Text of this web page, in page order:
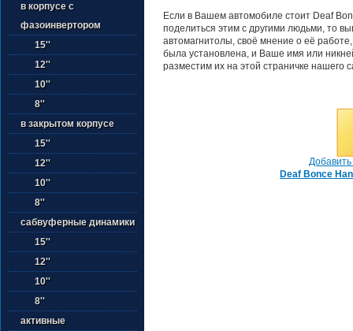
в корпусе с
фазоинвертором
15''
12''
10''
8''
в закрытом корпусе
15''
12''
10''
8''
сабвуферные динамики
15''
12''
10''
8''
активные
Если в Вашем автомобиле стоит Deaf
поделиться этим с другими людьми, то
автомагнитолы, своё мнение о её
была установлена, и Ваше имя или
разместим их на этой страничке нашего
Deaf Bonce